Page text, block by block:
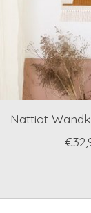
Nattiot